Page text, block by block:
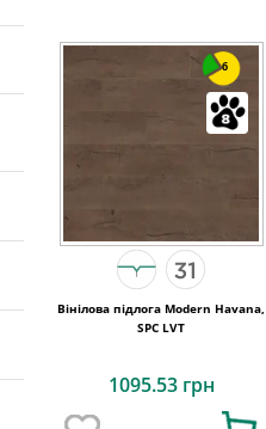
6
Вінілова підлога Modern Havana,
SPC LVT
1095.53 грн